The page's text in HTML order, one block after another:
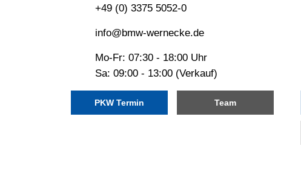
+49 (0) 3375 5052-0
info@bmw-wernecke.de
Mo-Fr: 07:30 - 18:00 Uhr
Sa: 09:00 - 13:00 (Verkauf)
PKW Termin Team